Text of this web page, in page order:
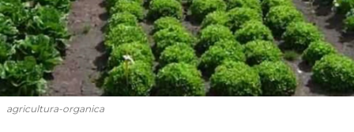
agricultura-organica